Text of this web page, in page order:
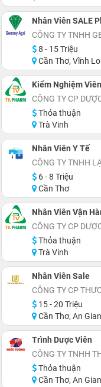
Nhân Viên SALE
CÔNG TY TNHH
8 - 15 Triệu
Cần Thơ, Vĩnh Long, Đồng
Kiểm Nghiệm
CÔNG TY CP
Thỏa thuận
Trà Vinh
Nhân Viên Y Tế
CÔNG TY TNHH
6 - 8 Triệu
Cần Thơ
Nhân Viên Vận
CÔNG TY CP
Thỏa thuận
Trà Vinh
Nhân Viên Sale
CÔNG TY CP
15 - 20 Triệu
Cần Thơ, An Giang, Tiền Giang, Sóc
Trình Dược Viên
Thỏa thuận
Cần Thơ, An Giang, Kiên Giang, Cà